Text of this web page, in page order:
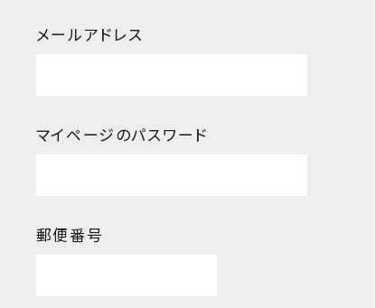
メールアドレス
マイページのパスワード
郵便番号